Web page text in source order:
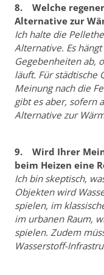
8. Welche
Alternative zur
Ich halte die
Alternative. Es
Gegebenheiten ab,
läuft. Für städtische
Meinung nach die
gibt es aber, sofern
Alternative zur
9. Wird Ihrer
beim Heizen eine
Ich bin skeptisch,
Objekten wird
spielen, im
im urbanen Raum,
spielen. Zudem
Wasserstoff-